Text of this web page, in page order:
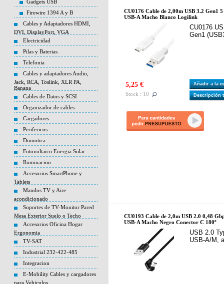
Gadgets USB
Firewire 1394 A y B
Cables y Adaptadores HDMI,
DVI, DisplayPort, VGA
Electricidad
Pilas y Baterias
Telefonia
Cables y adaptadores Audio,
Jack, RCA, Toslink, XLR PA,
Banana
Cables de Datos y SCSI
Organizador de cables
Cargadores
Perifericos
Domotica
Fotovoltaico Energia Solar
Iluminacion
Accesorios SmartPhone y
Tablets
Mandos TV y Aire
acondicionado
Soportes de TV-Monitor Pared
Mesa Exterior Suelo o Techo
Accesorios Oficina Hogar
Ergonomia
TV-SAT
Industrial 232-422-485
Integracion
E-Mobility Cables y cargadores
para Vehiculos
CU0176 Cable de 2,00m USB 3.2 Gen1
USB-A Macho Blanco Logilink
CU0176
Gen1
5,25 €
Stock : 10
Añadir a la
Descripción
CU0193 Cable de 2,0m USB 2.0 0,48
USB-A Macho Negro Conector C 180º
USB 2.0
USB-A/M,